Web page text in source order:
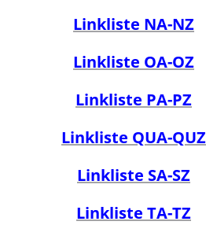
Linkliste NA-NZ
Linkliste OA-OZ
Linkliste PA-PZ
Linkliste QUA-QUZ
Linkliste SA-SZ
Linkliste TA-TZ